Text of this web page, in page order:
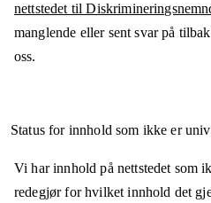
nettstedet til
manglende eller sent svar på
oss.
Status for innhold som ikke er
Vi har innhold på nettstedet som
redegjør for hvilket innhold det